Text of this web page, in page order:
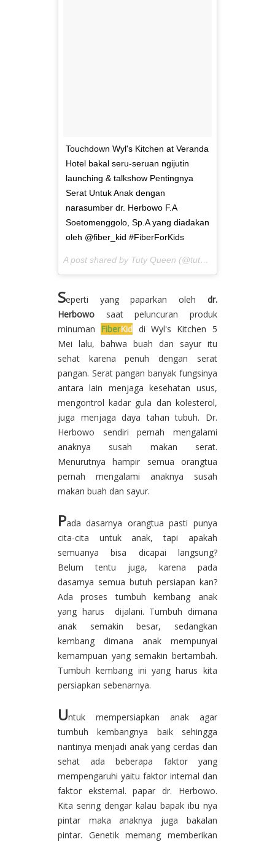
Touchdown Wyl's Kitchen at Veranda
Hotel bakal seru-seruan ngijutin
launching & talkshow Pentingnya
Serat Untuk Anak dengan
narasumber dr. Herbowo F.A
Soetomenggolo, Sp.A yang diadakan
oleh @fiber_kid #FiberForKids
A post shared by Tuty Queen (@tutyqueen) on
Seperti yang paparkan oleh dr.
Herbowo saat peluncuran produk
minuman FiberKid di Wyl's Kitchen 5
Mei lalu, bahwa buah dan sayur itu
sehat karena penuh dengan serat
pangan. Serat pangan banyak fungsinya
antara lain menjaga kesehatan usus,
mengontrol kadar gula dan kolesterol,
juga menjaga daya tahan tubuh. Dr.
Herbowo sendiri pernah mengalami
anaknya susah makan serat.
Menurutnya hampir semua orangtua
pernah mengalami anaknya susah
makan buah dan sayur.
Pada dasarnya orangtua pasti punya
cita-cita untuk anak, tapi apakah
semuanya bisa dicapai langsung?
Belum tentu juga, karena pada
dasarnya semua butuh persiapan kan?
Ada proses tumbuh kembang anak
yang harus dijalani. Tumbuh dimana
anak semakin besar, sedangkan
kembang dimana anak mempunyai
kemampuan yang semakin bertambah.
Tumbuh kembang ini yang harus kita
persiapkan sebenarnya.
Untuk mempersiapkan anak agar
tumbuh kembangnya baik sehingga
nantinya menjadi anak yang cerdas dan
sehat ada beberapa faktor yang
mempengaruhi yaitu faktor internal dan
faktor eksternal. papar dr. Herbowo.
Kita sering dengar kalau bapak ibu nya
pintar maka anaknya juga bakalan
pintar. Genetik memang memberikan